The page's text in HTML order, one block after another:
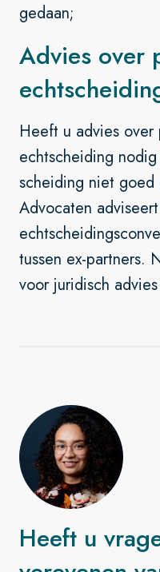
gedaan;
Advies over
Heeft u advies over
echtscheiding
scheiding niet goed
Advocaten
tussen ex-partners.
voor juridisch
Heeft u